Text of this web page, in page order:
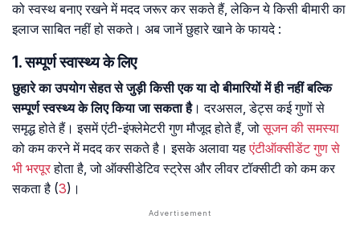
को स्वस्थ बनाए रखने में मदद जरूर कर सकते हैं, लेकिन ये किसी बीमारी का
इलाज साबित नहीं हो सकते। अब जानें छुहारे खाने के फायदे :
1. सम्पूर्ण स्वास्थ्य के लिए
छुहारे का उपयोग सेहत से जुड़ी किसी एक या दो बीमारियों में ही नहीं बल्कि
सम्पूर्ण स्वस्थ्य के लिए किया जा सकता है। दरअसल, डेट्स कई गुणों से
समृद्ध होते हैं। इसमें एंटी-इंफ्लेमेटरी गुण मौजूद होते हैं, जोसूजन की समस्या
को कम करने में मदद कर सकते है। इसके अलावा यहएंटीऑक्सीडेंट गुण से
भी भरपूरहोता है, जो ऑक्सीडेटिव स्ट्रेस और लीवर टॉक्सीटी को कम कर
सकता है (3)।